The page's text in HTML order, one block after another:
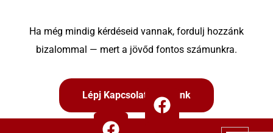
Ha még mindig kérdéseid vannak, fordulj hozzánk
bizalommal — mert a jövőd fontos számunkra.
Lépj Kapcsolatba Velünk